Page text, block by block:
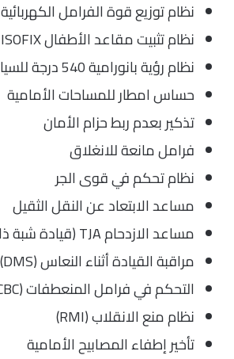
نظام توزيع قوة الفرامل الكهربائية EBD
نظام تثبيت مقاعد الأطفال ISOFIX
نظام رؤية بانورامية 540 درجة للسيارة
حساس امطار للمساحات الأمامية
تذكير بعدم ربط حزام الأمان
فرامل مانعة للانغلاق
نظام تحكم في قوى الجر
مساعد الابتعاد عن النقل الثقيل
مساعد الازدحام TJA (قيادة شبة ذاتية)
مراقبة القيادة أثناء النعاس (DMS)
التحكم في فرامل المنعطفات (CBC)
نظام منع الانقلاب (RMI)
تأخير إطفاء المصابيح الأمامية